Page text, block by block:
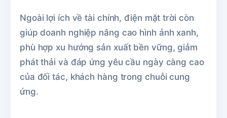
Ngoài lợi ích về tài chính, điện mặt trời còn
giúp doanh nghiệp nâng cao hình ảnh xanh,
phù hợp xu hướng sản xuất bền vững, giảm
phát thải và đáp ứng yêu cầu ngày càng cao
của đối tác, khách hàng trong chuỗi cung
ứng.